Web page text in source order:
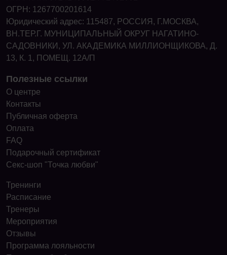
ОГРН: 1267700201614
Юридический адрес: 115487, РОССИЯ, Г.МОСКВА,
ВН.ТЕР.Г. МУНИЦИПАЛЬНЫЙ ОКРУГ НАГАТИНО-
САДОВНИКИ, УЛ. АКАДЕМИКА МИЛЛИОНЩИКОВА, Д.
13, К. 1, ПОМЕЩ. 12А/П
Полезные ссылки
О центре
Контакты
Публичная оферта
Оплата
FAQ
Подарочный сертификат
Секс-шоп "Точка любви"
Тренинги
Расписание
Тренеры
Мероприятия
Отзывы
Программа лояльности